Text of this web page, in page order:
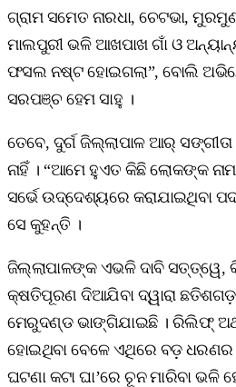
ଗ୍ରାମ ସମେତ ନାରଧା, ଚେଟଭା,
ମାଲପୁରୀ ଭଳି ଆଖପାଖ ଗାଁ ଓ
ଫସଲ ନଷ୍ଟ ହୋଇଗଲା”, ବୋଲି
ସରପଞ୍ଚ ହେମ ସାହୁ ।
ତେବେ, ଦୁର୍ଗ ଜିଲ୍ଲାପାଳ ଆର୍
ନାହିଁ । “ଆମେ ହୁଏତ କିଛି ଲୋକଙ୍କ
ସର୍ଭେ ଉଦ୍ଦେଶ୍ୟରେ କରାଯାଇଥିବା
ସେ କୁହନ୍ତି ।
ଜିଲ୍ଲାପାଳଙ୍କ ଏଭଳି ଦାବି ସତ୍ତ୍ୱେ,
କ୍ଷତିପୂରଣ ଦିଆଯିବା ଦ୍ୱାରା ଛତିଶଗଡ଼
ମେରୁଦଣ୍ଡ ଭାଙ୍ଗିଯାଇଛି । ରିଲିଫ୍
ହୋଇଥିବା ବେଳେ ଏଥିରେ ବଡ଼ ଧରଣର
ଘଟଣା କଟା ଘା’ରେ ଚୂନ ମାରିବା ଭଳି